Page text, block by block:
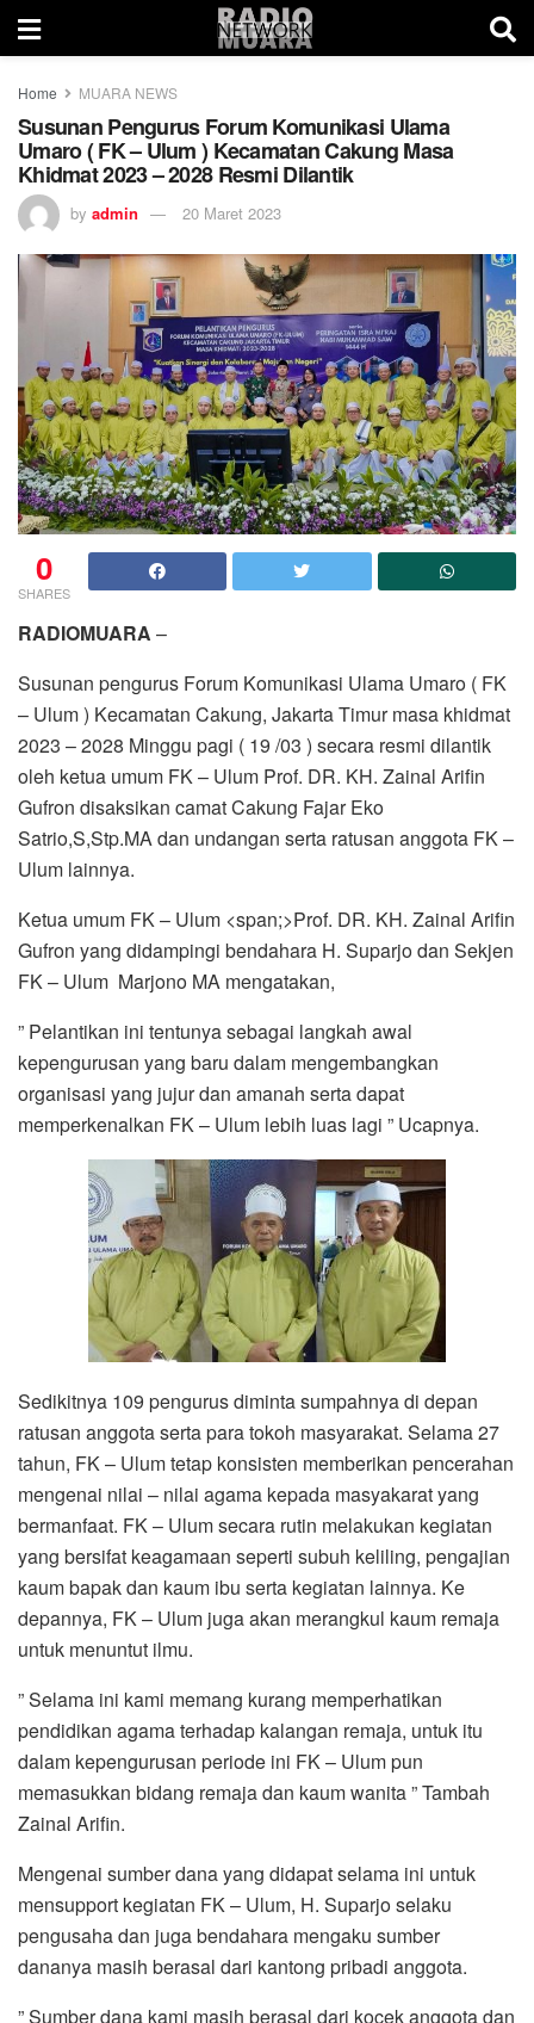
Home MUARA NEWS
Susunan Pengurus Forum Komunikasi Ulama
Umaro ( FK – Ulum ) Kecamatan Cakung Masa
Khidmat 2023 – 2028 Resmi Dilantik
by admin 20 Maret 2023
0
SHARES
RADIOMUARA –
Susunan pengurus Forum Komunikasi Ulama Umaro ( FK
– Ulum ) Kecamatan Cakung, Jakarta Timur masa khidmat
2023 – 2028 Minggu pagi ( 19 /03 ) secara resmi dilantik
oleh ketua umum FK – Ulum Prof. DR. KH. Zainal Arifin
Gufron disaksikan camat Cakung Fajar Eko
Satrio,S,Stp.MA dan undangan serta ratusan anggota FK –
Ulum lainnya.
Ketua umum FK – Ulum <span;>Prof. DR. KH. Zainal Arifin
Gufron yang didampingi bendahara H. Suparjo dan Sekjen
FK – Ulum Marjono MA mengatakan,
” Pelantikan ini tentunya sebagai langkah awal
kepengurusan yang baru dalam mengembangkan
organisasi yang jujur dan amanah serta dapat
memperkenalkan FK – Ulum lebih luas lagi ” Ucapnya.
Sedikitnya 109 pengurus diminta sumpahnya di depan
ratusan anggota serta para tokoh masyarakat. Selama 27
tahun, FK – Ulum tetap konsisten memberikan pencerahan
mengenai nilai – nilai agama kepada masyakarat yang
bermanfaat. FK – Ulum secara rutin melakukan kegiatan
yang bersifat keagamaan seperti subuh keliling, pengajian
kaum bapak dan kaum ibu serta kegiatan lainnya. Ke
depannya, FK – Ulum juga akan merangkul kaum remaja
untuk menuntut ilmu.
” Selama ini kami memang kurang memperhatikan
pendidikan agama terhadap kalangan remaja, untuk itu
dalam kepengurusan periode ini FK – Ulum pun
memasukkan bidang remaja dan kaum wanita ” Tambah
Zainal Arifin.
Mengenai sumber dana yang didapat selama ini untuk
mensupport kegiatan FK – Ulum, H. Suparjo selaku
pengusaha dan juga bendahara mengaku sumber
dananya masih berasal dari kantong pribadi anggota.
” Sumber dana kami masih berasal dari kocek anggota dan